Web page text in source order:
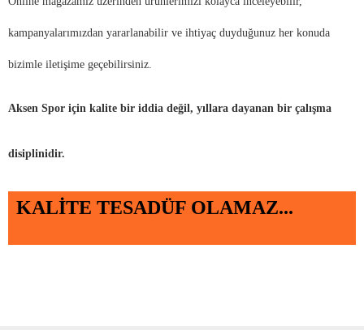
kampanyalarımızdan yararlanabilir ve ihtiyaç duyduğunuz her konuda
bizimle iletişime geçebilirsiniz.
Aksen Spor için kalite bir iddia değil, yıllara dayanan bir çalışma
disiplinidir.
KALİTE TESADÜF OLAMAZ...